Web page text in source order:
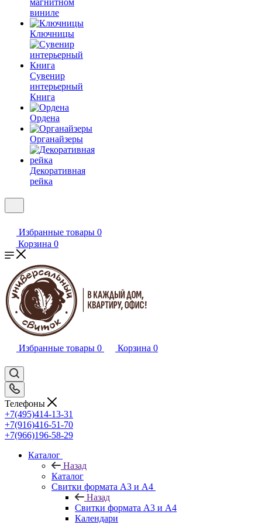
магнитном
виниле
Ключницы
Сувенир
интерьерный
Книга
Ордена
Органайзеры
Декоративная
рейка
Избранные товары 0
Корзина 0
Избранные товары 0 Корзина 0
Телефоны
+7(495)414-13-31
+7(916)416-51-70
+7(966)196-58-29
Каталог
Назад
Каталог
Свитки формата А3 и А4
Назад
Свитки формата А3 и А4
Календари